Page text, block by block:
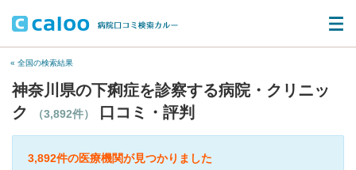
« 全国の検索結果
神奈川県の下痢症を診察する病院・クリニッ
ク
（3,892件） 口コミ・評判
3,892件の医療機関が見つかりました